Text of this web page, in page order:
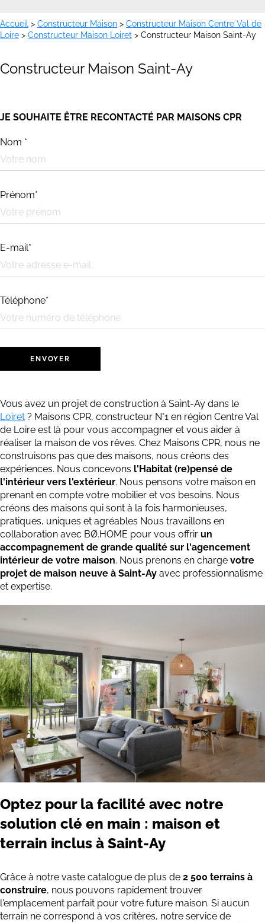
Accueil > Constructeur Maison > Constructeur Maison Centre Val de
Loire > Constructeur Maison Loiret > Constructeur Maison Saint-Ay
Constructeur Maison Saint-Ay
JE SOUHAITE ÊTRE RECONTACTÉ PAR MAISONS CPR
Nom *
Prénom*
E-mail*
Téléphone*
Vous avez un projet de construction à Saint-Ay dans le
Loiret ? Maisons CPR, constructeur N°1 en région Centre Val
de Loire est là pour vous accompagner et vous aider à
réaliser la maison de vos rêves. ​​Chez Maisons CPR, nous ne
construisons pas que des maisons, nous créons des
expériences. Nous concevons l'Habitat (re)pensé de
l'intérieur vers l'extérieur. Nous pensons votre maison en
prenant en compte votre mobilier et vos besoins. Nous
créons des maisons qui sont à la fois harmonieuses,
pratiques, uniques et agréables Nous travaillons en
collaboration avec BØ.HOME pour vous offrir un
accompagnement de grande qualité sur l'agencement
intérieur de votre maison. Nous prenons en charge votre
projet de maison neuve à Saint-Ay avec professionnalisme
et expertise.
Optez pour la facilité avec notre
solution clé en main : maison et
terrain inclus à Saint-Ay
Grâce à notre vaste catalogue de plus de 2 500 terrains à
construire, nous pouvons rapidement trouver
l'emplacement parfait pour votre future maison. Si aucun
terrain ne correspond à vos critères, notre service de